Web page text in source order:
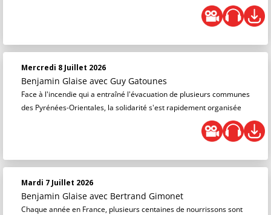
Mercredi 8 Juillet 2026
Benjamin Glaise avec Guy Gatounes
Face à l'incendie qui a entraîné l'évacuation de plusieurs communes
des Pyrénées-Orientales, la solidarité s'est rapidement organisée
Mardi 7 Juillet 2026
Benjamin Glaise avec Bertrand Gimonet
Chaque année en France, plusieurs centaines de nourrissons sont